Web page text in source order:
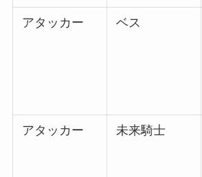
アタッカー ベス
アタッカー 未来騎士